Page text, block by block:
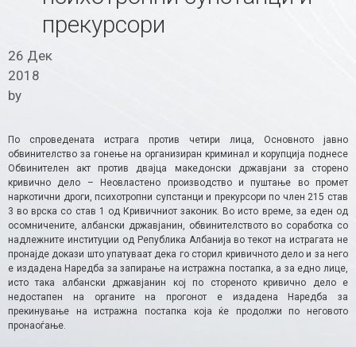
прекурсори
26 Дек
2018
by
По спроведената истрага против четири лица, Основното јавно
обвинителство за гонење на организиран криминал и корупција поднесе
Обвинителен акт против двајца македонски државјани за сторено
кривично дело – Неовластено производство и пуштање во промет
наркотични дроги, психотропни супстанци и прекурсори по член 215 став
3 во врска со став 1 од Кривичниот законик. Во исто време, за еден од
осомничените, албански државјанин, обвинителството во соработка со
надлежните институции од Република Албанија во текот на истрагата не
пронајде докази што упатуваат дека го сторил кривичното дело и за него
е издадена Наредба за запирање на истражна постапка, а за едно лице,
исто така албански државјанин кој по стореното кривично дело е
недостапен на органите на прогонот е издадена Наредба за
прекинување на истражна постапка која ќе продолжи по неговото
пронаоѓање.